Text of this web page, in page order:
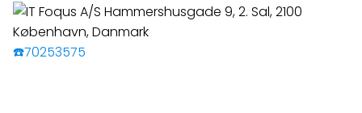
☎️70253575